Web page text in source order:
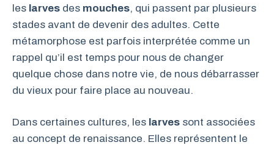
les larves des mouches, qui passent par plusieurs
stades avant de devenir des adultes. Cette
métamorphose est parfois interprétée comme un
rappel qu’il est temps pour nous de changer
quelque chose dans notre vie, de nous débarrasser
du vieux pour faire place au nouveau.
Dans certaines cultures, les larves sont associées
au concept de renaissance. Elles représentent le